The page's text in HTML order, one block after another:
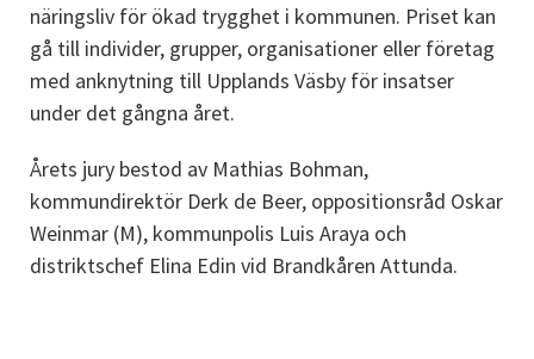
näringsliv för ökad trygghet i kommunen. Priset kan
gå till individer, grupper, organisationer eller företag
med anknytning till Upplands Väsby för insatser
under det gångna året.
Årets jury bestod av Mathias Bohman,
kommundirektör Derk de Beer, oppositionsråd Oskar
Weinmar (M), kommunpolis Luis Araya och
distriktschef Elina Edin vid Brandkåren Attunda.